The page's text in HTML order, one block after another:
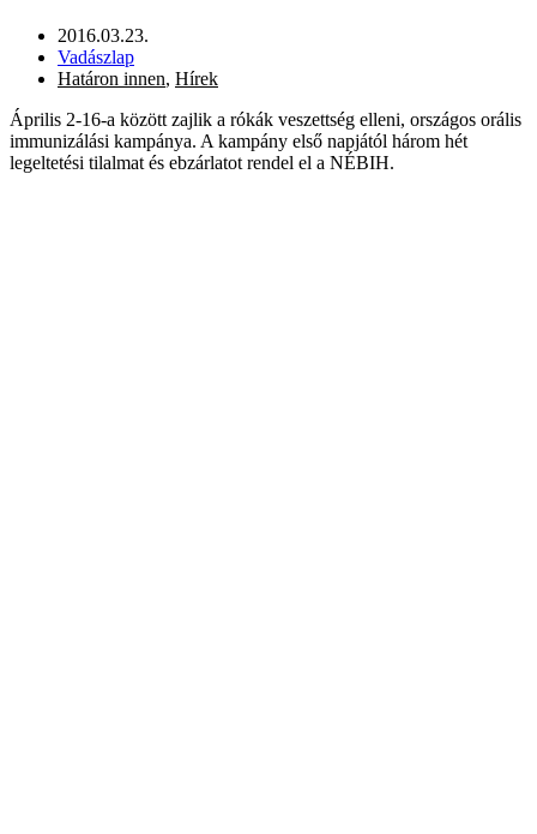
2016.03.23.
Vadászlap
Határon innen, Hírek
Április 2-16-a között zajlik a rókák veszettség elleni, országos orális
immunizálási kampánya. A kampány első napjától három hét
legeltetési tilalmat és ebzárlatot rendel el a NÉBIH.